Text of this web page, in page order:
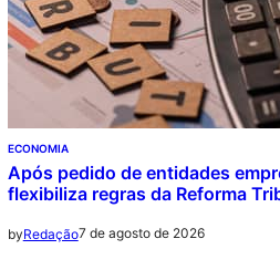
ECONOMIA
Após pedido de entidades
flexibiliza regras da Reforma
byRedação7 de agosto de 2026